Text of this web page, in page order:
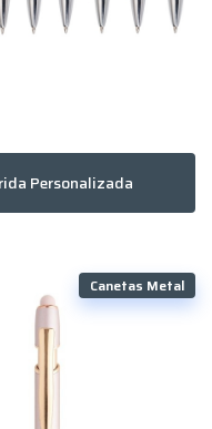
Personalizada
Canetas Metal